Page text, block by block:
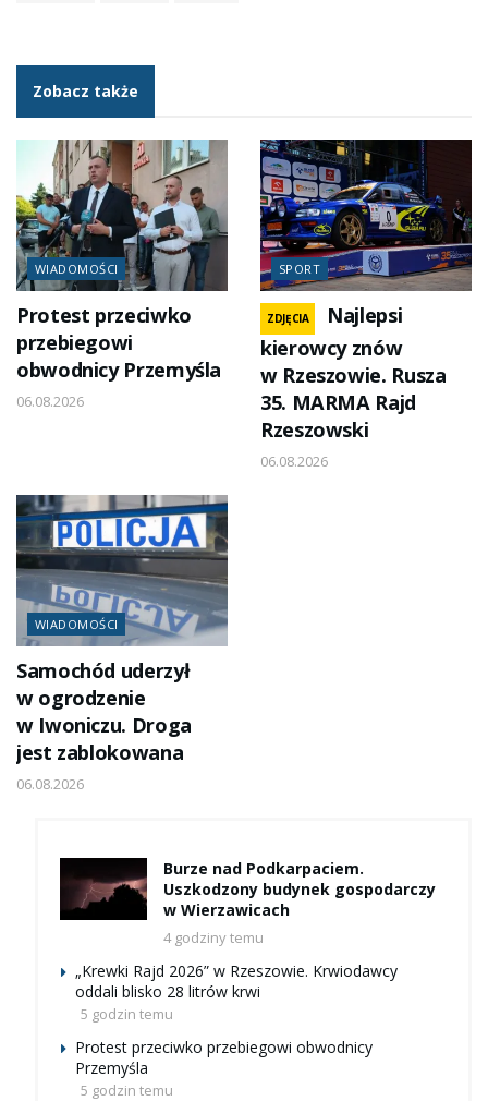
Zobacz także
WIADOMOŚCI
Protest przeciwko
przebiegowi
obwodnicy Przemyśla
06.08.2026
SPORT
ZDJĘCIA
Najlepsi
kierowcy znów
w Rzeszowie. Rusza
35. MARMA Rajd
Rzeszowski
06.08.2026
WIADOMOŚCI
Samochód uderzył
w ogrodzenie
w Iwoniczu. Droga
jest zablokowana
06.08.2026
Burze nad Podkarpaciem.
Uszkodzony budynek gospodarczy
w Wierzawicach
4 godziny temu
„Krewki Rajd 2026” w Rzeszowie. Krwiodawcy
oddali blisko 28 litrów krwi
5 godzin temu
Protest przeciwko przebiegowi obwodnicy
Przemyśla
5 godzin temu